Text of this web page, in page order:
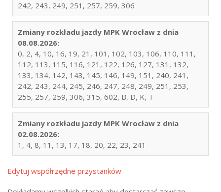
242, 243, 249, 251, 257, 259, 306
Zmiany rozkładu jazdy MPK Wrocław z dnia
08.08.2026:
0, 2, 4, 10, 16, 19, 21, 101, 102, 103, 106, 110, 111,
112, 113, 115, 116, 121, 122, 126, 127, 131, 132,
133, 134, 142, 143, 145, 146, 149, 151, 240, 241,
242, 243, 244, 245, 246, 247, 248, 249, 251, 253,
255, 257, 259, 306, 315, 602, B, D, K, T
Zmiany rozkładu jazdy MPK Wrocław z dnia
02.08.2026:
1, 4, 8, 11, 13, 17, 18, 20, 22, 23, 241
Edytuj współrzędne przystanków